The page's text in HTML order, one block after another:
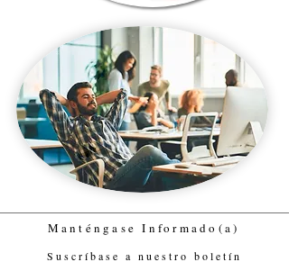
Manténgase Informado(a)
Suscríbase a nuestro boletín